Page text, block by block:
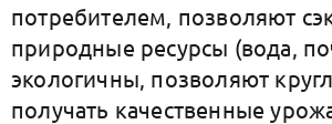
потребителем, позволяют
природные ресурсы (вода,
экологичны, позволяют
получать качественные